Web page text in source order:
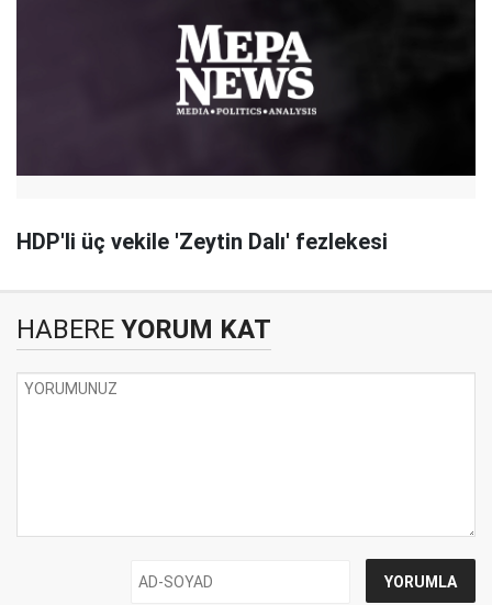
HDP'li üç vekile 'Zeytin Dalı' fezlekesi
HABERE YORUM KAT